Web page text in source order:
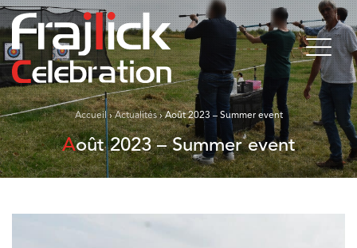
Accueil›Actualités›Août 2023 – Summer event
Août 2023 – Summer event